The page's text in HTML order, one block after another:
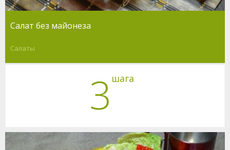
Салат без майонеза
Салаты
3 шага